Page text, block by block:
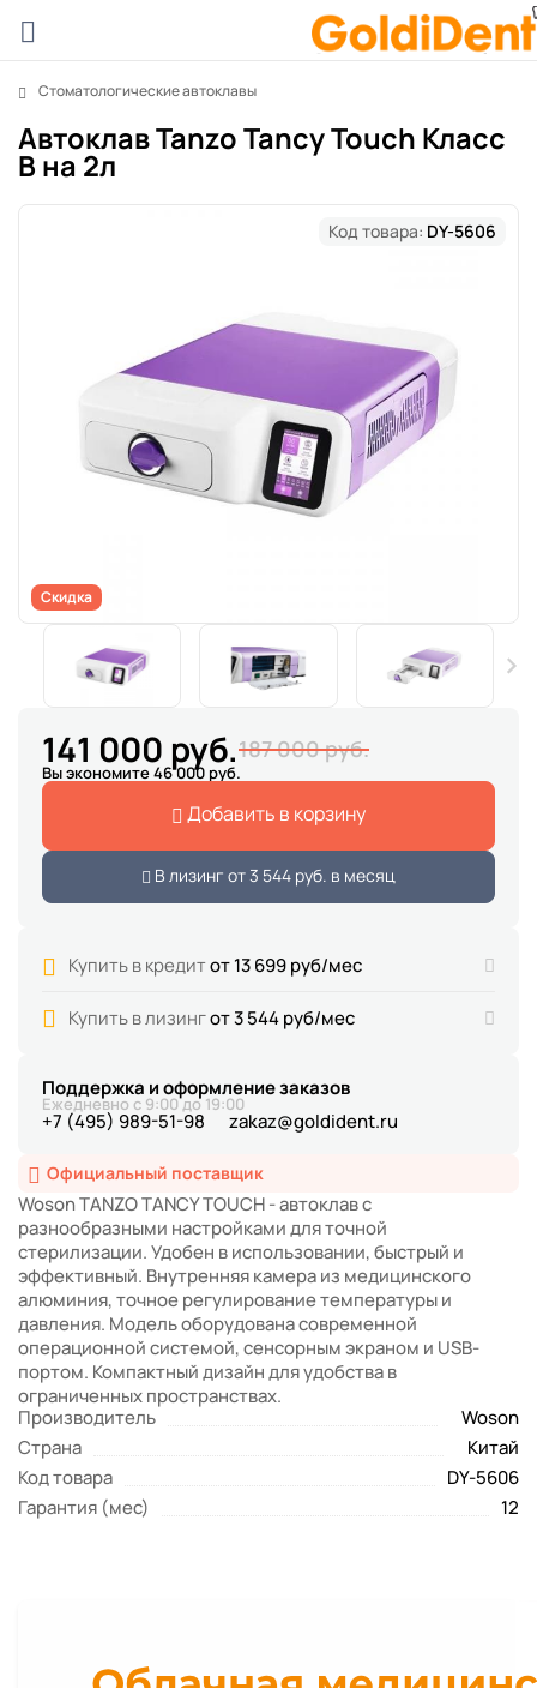
Стоматологические автоклавы
Автоклав Tanzo Tancy Touch Класс
B на 2л
Скидка
Код товара: DY-5606
Официальный поставщик
Woson TANZO TANCY TOUCH - автоклав с
разнообразными настройками для точной
стерилизации. Удобен в использовании, быстрый и
эффективный. Внутренняя камера из медицинского
алюминия, точное регулирование температуры и
давления. Модель оборудована современной
операционной системой, сенсорным экраном и USB-
портом. Компактный дизайн для удобства в
ограниченных пространствах.
Производитель
Woson
Страна
Китай
Код товара
DY-5606
Гарантия (мес)
12
141 000 руб.187 000 руб.
Вы экономите 46 000 руб.
Добавить в корзину
В лизинг от3 544 руб. в месяц
Купить в кредитот 13 699 руб/мес
Купить в лизингот 3 544 руб/мес
Поддержка и оформление заказов
Ежедневно с 9:00 до 19:00
+7 (495) 989-51-98 zakaz@goldident.ru